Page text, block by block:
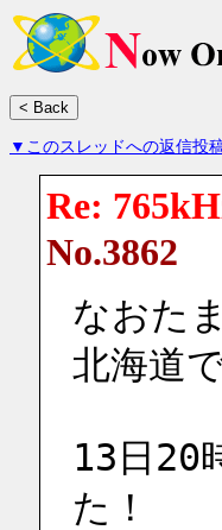
▼このスレッドへの返信投
Re:
No.3862
なおた
北海道
13日20
た！